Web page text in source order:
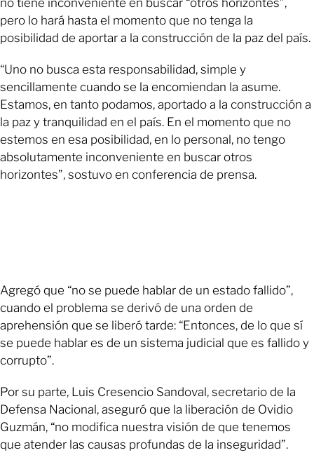
no tiene inconveniente en buscar “otros horizontes”,
pero lo hará hasta el momento que no tenga la
posibilidad de aportar a la construcción de la paz del país.
“Uno no busca esta responsabilidad, simple y
sencillamente cuando se la encomiendan la asume.
Estamos, en tanto podamos, aportado a la construcción a
la paz y tranquilidad en el país. En el momento que no
estemos en esa posibilidad, en lo personal, no tengo
absolutamente inconveniente en buscar otros
horizontes”, sostuvo en conferencia de prensa.
Agregó que “no se puede hablar de un estado fallido”,
cuando el problema se derivó de una orden de
aprehensión que se liberó tarde: “Entonces, de lo que sí
se puede hablar es de un sistema judicial que es fallido y
corrupto”.
Por su parte, Luis Cresencio Sandoval, secretario de la
Defensa Nacional, aseguró que la liberación de Ovidio
Guzmán, “no modifica nuestra visión de que tenemos
que atender las causas profundas de la inseguridad”.